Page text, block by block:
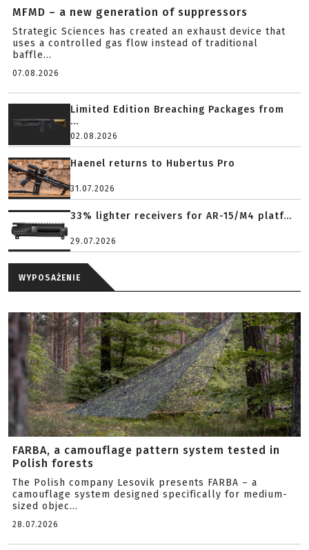
MFMD – a new generation of suppressors
Strategic Sciences has created an exhaust device that
uses a controlled gas flow instead of traditional
baffle...
07.08.2026
Limited Edition Breaching Packages from
...
02.08.2026
Haenel returns to Hubertus Pro
31.07.2026
33% lighter receivers for AR-15/M4 platf...
29.07.2026
WYPOSAŻENIE
FARBA, a camouflage pattern system tested in
Polish forests
The Polish company Lesovik presents FARBA – a
camouflage system designed specifically for medium-
sized objec...
28.07.2026